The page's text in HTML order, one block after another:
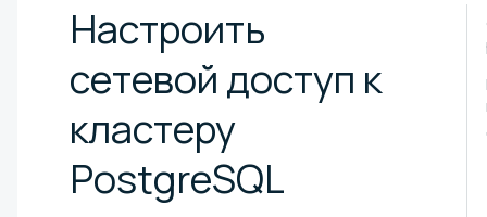
Настроить
сетевой доступ к
кластеру
PostgreSQL